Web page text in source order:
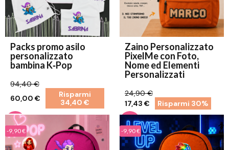
Packs promo asilo
personalizzato
bambina K‑Pop
94,40 €
60,00 €
Risparmi
34,40 €
Zaino Personalizzato
PixelMe con Foto,
Nome ed Elementi
Personalizzati
24,90 €
17,43 €
Risparmi 30%
-9,90 € -9,90 €